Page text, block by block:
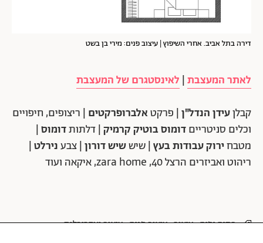
דירה בתל אביב. אחרי השיפוץ | עיצוב פנים: מירי בן בשט
לאתר המעצבת| לאינסטגרם של המעצבת
קבלןעידן הנדל"ן | פרקטאלברופרקטים | ריצופים, חיפויים
וכלים סניטרייםדומוס בוטיק קרמיק |דלתותדומוס |
מטבחירוק עבודות בעץ |שיששיש דורון |צבענירלט |
ריהוט ואביזרים הרצל 40, zara home, איקאה ועוד
בתים יפים עיצוב עיצוב פנים עיצוב ואדריכלות